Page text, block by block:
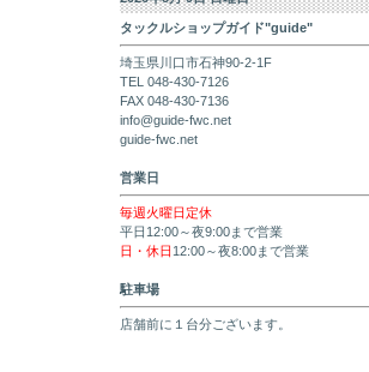
タックルショップガイド"guide"
埼玉県川口市石神90-2-1F
TEL 048-430-7126
FAX 048-430-7136
info@guide-fwc.net
guide-fwc.net
営業日
毎週火曜日定休
平日12:00～夜9:00まで営業
日・休日 12:00～夜8:00まで営業
駐車場
店舗前に１台分ございます。